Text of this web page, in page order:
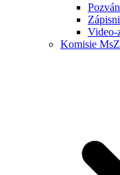
Video-
Komisie MsZ